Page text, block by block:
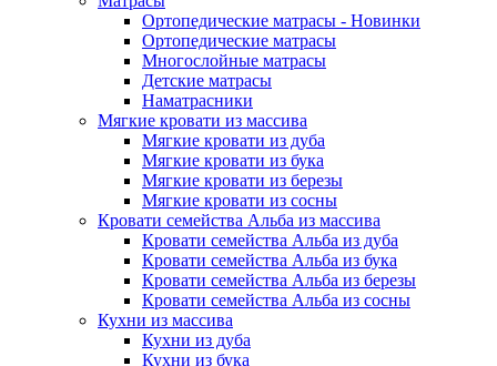
Ортопедические матрасы - Новинки
Ортопедические матрасы
Многослойные матрасы
Детские матрасы
Наматрасники
Мягкие кровати из массива
Мягкие кровати из дуба
Мягкие кровати из бука
Мягкие кровати из березы
Мягкие кровати из сосны
Кровати семейства Альба из массива
Кровати семейства Альба из дуба
Кровати семейства Альба из бука
Кровати семейства Альба из березы
Кровати семейства Альба из сосны
Кухни из массива
Кухни из дуба
Кухни из бука